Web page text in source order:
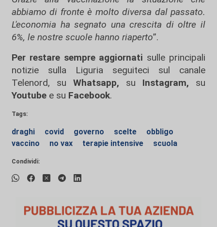
abbiamo di fronte è molto diversa dal passato.
L'economia ha segnato una crescita di oltre il
6%, le nostre scuole hanno riaperto”.
Per restare sempre aggiornati sulle principali
notizie sulla Liguria seguiteci sul canale
Telenord, su
Whatsapp, su Instagram, su
Youtube e su Facebook.
Tags:
draghi covid governo scelte
obbligo
vaccino
no vax terapie intensive scuola
Condividi: